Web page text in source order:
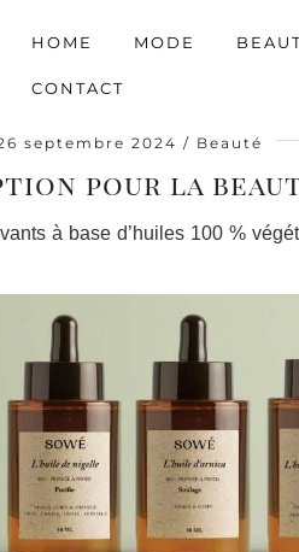
HOME MODE
CONTACT
septembre 2024 Beauté
pour la
à base d’huiles 100 %